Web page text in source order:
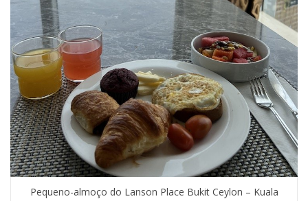
Pequeno-almoço do Lanson Place Bukit Ceylon – Kuala